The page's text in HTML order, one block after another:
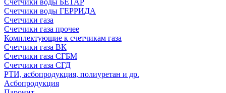
Счетчики воды БЕТАР
Счетчики воды ГЕРРИДА
Счетчики газа
Счетчики газа прочее
Комплектующие к счетчикам газа
Счетчики газа ВК
Счетчики газа СГБМ
Счетчики газа СГД
РТИ, асбопродукция, полиуретан и др.
Асбопродукция